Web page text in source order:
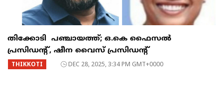
തിക്കോടി പഞ്ചായത്ത്; ഒ.കെ ഫൈസൽ
പ്രസിഡൻ്റ്, ഷീന വൈസ് പ്രസിഡൻ്റ്
THIKKOTI DEC 28, 2025, 3:34 PM GMT+0000